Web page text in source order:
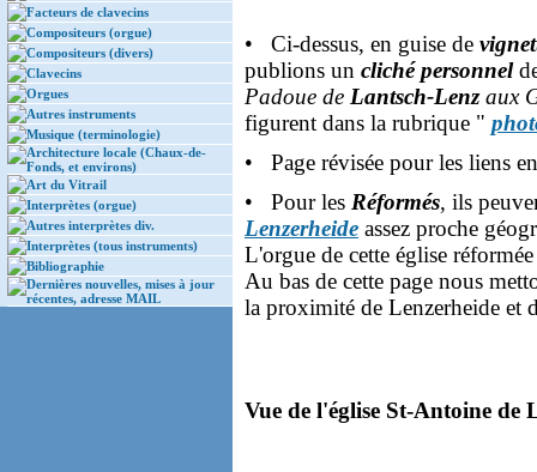
Facteurs de clavecins
Compositeurs (orgue)
Compositeurs (divers)
Clavecins
Orgues
Autres instruments
Musique (terminologie)
Architecture locale (Chaux-de-
Fonds, et environs)
Art du Vitrail
Interprètes (orgue)
Autres interprètes div.
Interprètes (tous instruments)
Bibliographie
Dernières nouvelles, mises à jour
récentes, adresse MAIL
• Ci-dessus, en guise de
publions un cliché personnel
Padoue de Lantsch-Lenzaux
figurent dans la rubrique "
• Page révisée pour les liens
• Pour les Réformés, ils
Lenzerheide assez proche
L'orgue de cette église
Au bas de cette page nous
la proximité de Lenzerheide et
Vue de l'église St-Antoine de